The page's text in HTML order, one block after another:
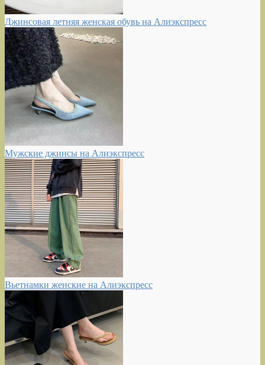
Джинсовая летняя женская обувь на Алиэкспресс
Мужские джинсы на Алиэкспресс
Вьетнамки женские на Алиэкспресс